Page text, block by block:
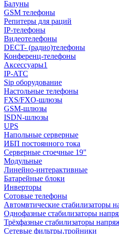
Балуны
GSM телефоны
Репитеры для раций
IP-телефоны
Видеотелефоны
DECT- (радио)телефоны
Конференц-телефоны
Аксессуары1
IP-ATC
Sip оборудование
Настольные телефоны
FXS/FXO-шлюзы
GSM-шлюзы
ISDN-шлюзы
UPS
Напольные серверные
ИБП постоянного тока
Серверные стоечные 19"
Модульные
Линейно-интерактивные
Батарейные блоки
Инверторы
Сотовые телефоны
Автомвтические стабилизаторы
Однофазные стабилизаторы
Трёхфазные стабилизаторы
Сетевые фильтры,тройники